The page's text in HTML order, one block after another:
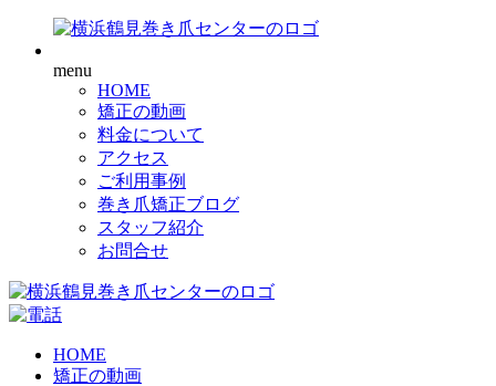
menu
HOME
矯正の動画
料金について
アクセス
ご利用事例
巻き爪矯正ブログ
スタッフ紹介
お問合せ
HOME
矯正の動画